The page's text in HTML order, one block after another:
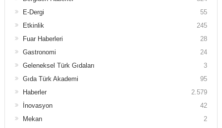
E-Dergi
55
Etkinlik
245
Fuar Haberleri
28
Gastronomi
24
Geleneksel Türk Gıdaları
3
Gıda Türk Akademi
95
Haberler
2.579
İnovasyon
42
Mekan
2